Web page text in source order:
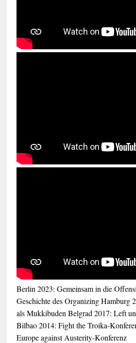
Berlin 2023: Gemeinsam in die
Geschichte des OrganizingHamburg
als Mukkibuden Belgrad 2017: Left
Bilbao 2014: Fight the Troika-
Europe against Austerity-Konferenz